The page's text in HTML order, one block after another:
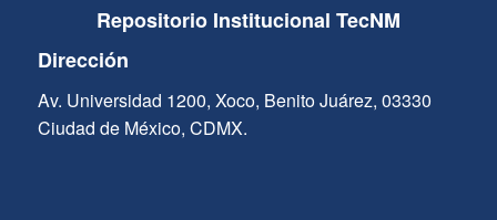
Repositorio Institucional TecNM
Dirección
Av. Universidad 1200, Xoco, Benito Juárez, 03330
Ciudad de México, CDMX.